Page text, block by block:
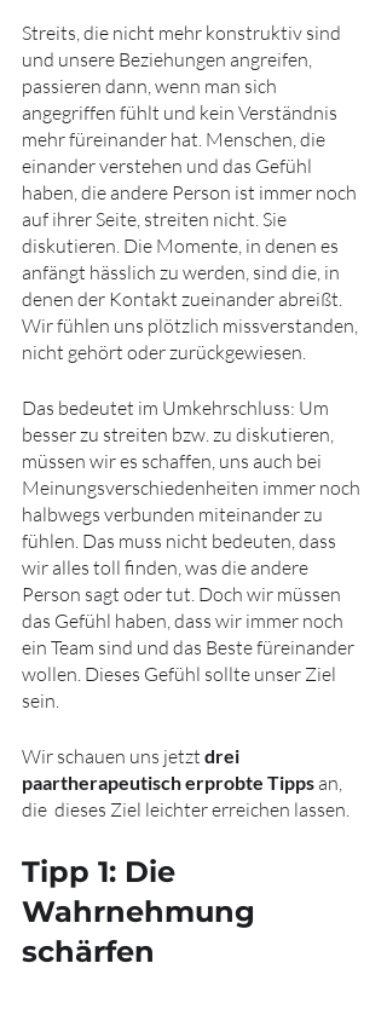
Streits, die nicht mehr konstruktiv sind
und unsere Beziehungen angreifen,
passieren dann, wenn man sich
angegriffen fühlt und kein Verständnis
mehr füreinander hat. Menschen, die
einander verstehen und das Gefühl
haben, die andere Person ist immer noch
auf ihrer Seite, streiten nicht. Sie
diskutieren. Die Momente, in denen es
anfängt hässlich zu werden, sind die, in
denen der Kontakt zueinander abreißt.
Wir fühlen uns plötzlich missverstanden,
nicht gehört oder zurückgewiesen.
Das bedeutet im Umkehrschluss: Um
besser zu streiten bzw. zu diskutieren,
müssen wir es schaffen, uns auch bei
Meinungsverschiedenheiten immer noch
halbwegs verbunden miteinander zu
fühlen. Das muss nicht bedeuten, dass
wir alles toll finden, was die andere
Person sagt oder tut. Doch wir müssen
das Gefühl haben, dass wir immer noch
ein Team sind und das Beste füreinander
wollen. Dieses Gefühl sollte unser Ziel
sein.
Wir schauen uns jetzt drei
paartherapeutisch erprobte Tipps an,
die  dieses Ziel leichter erreichen lassen.
Tipp 1: Die
Wahrnehmung
schärfen